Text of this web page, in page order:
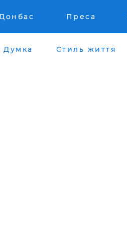
Преса
Думка Стиль життя